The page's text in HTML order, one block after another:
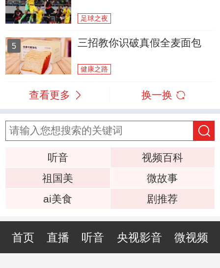
足球之夜
5 三招教你识破真假全麦面包
健康之路
查看更多 换一换
听音
视频百科
祖国美
微故事
ai美食
剧推荐
首页 直播 听音 央视影音 微视频